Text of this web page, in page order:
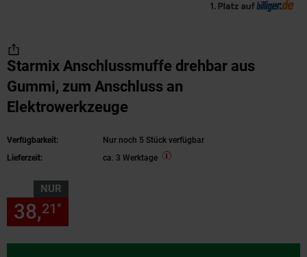
Starmix Anschlussmuffe drehbar aus
Gummi, zum Anschluss an
Elektrowerkzeuge
Verfügbarkeit:
Nur noch 5 Stück verfügbar
Lieferzeit:
ca. 3 Werktage
NUR
38,21*